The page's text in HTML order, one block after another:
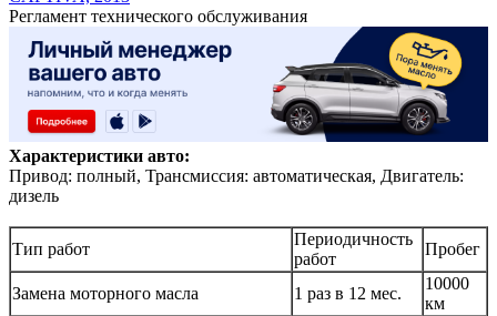
Регламент технического обслуживания
Характеристики авто:
Привод: полный, Трансмиссия: автоматическая, Двигатель:
дизель
Тип работ
Периодичность
работ
Пробег
Замена моторного масла 1 раз в 12 мес.
10000
км